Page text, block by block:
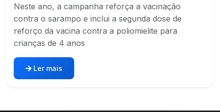
Neste ano, a campanha reforça a vacinação
contra o sarampo e inclui a segunda dose de
reforço da vacina contra a poliomielite para
crianças de 4 anos
Ler mais